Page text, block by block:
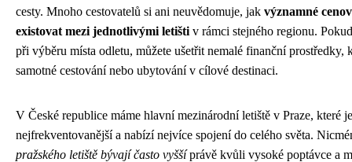
cesty. Mnoho cestovatelů si ani neuvědomuje, jak významné
existovat mezi jednotlivými letišti v rámci stejného regionu.
při výběru místa odletu, můžete ušetřit nemalé finanční prostředky,
samotné cestování nebo ubytování v cílové destinaci.
V České republice máme hlavní mezinárodní letiště v Praze, které
nejfrekventovanější a nabízí nejvíce spojení do celého světa.
pražského letiště bývají často vyššíprávě kvůli vysoké poptávce a